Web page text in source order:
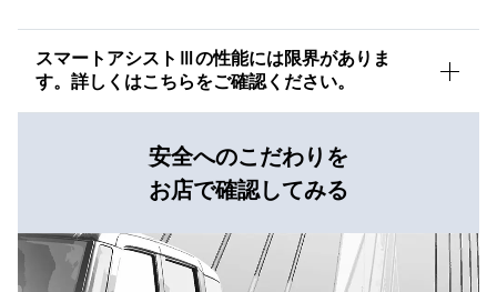
スマートアシストⅢの性能には限界がありま
す。詳しくはこちらをご確認ください。
安全へのこだわりを
お店で確認してみる